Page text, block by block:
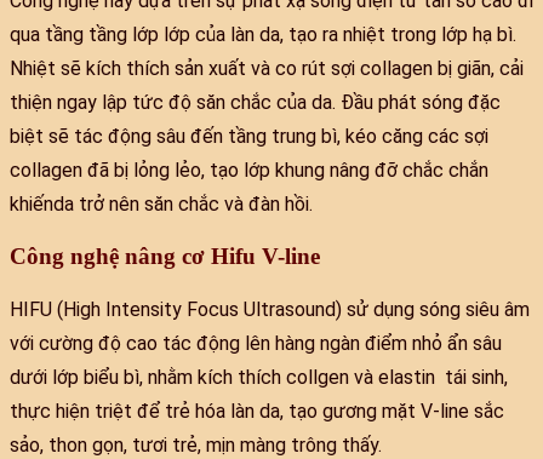
qua tầng tầng lớp lớp của làn da, tạo ra nhiệt trong lớp hạ bì.
Nhiệt sẽ kích thích sản xuất và co rút sợi collagen bị giãn, cải
thiện ngay lập tức độ săn chắc của da. Đầu phát sóng đặc
biệt sẽ tác động sâu đến tầng trung bì, kéo căng các sợi
collagen đã bị lỏng lẻo, tạo lớp khung nâng đỡ chắc chắn
khiếnda trở nên săn chắc và đàn hồi.
Công nghệ nâng cơ Hifu V-line
HIFU (High Intensity Focus Ultrasound) sử dụng sóng siêu âm
với cường độ cao tác động lên hàng ngàn điểm nhỏ ẩn sâu
dưới lớp biểu bì, nhằm kích thích collgen và elastin tái sinh,
thực hiện triệt để trẻ hóa làn da, tạo gương mặt V-line sắc
sảo, thon gọn, tươi trẻ, mịn màng trông thấy.